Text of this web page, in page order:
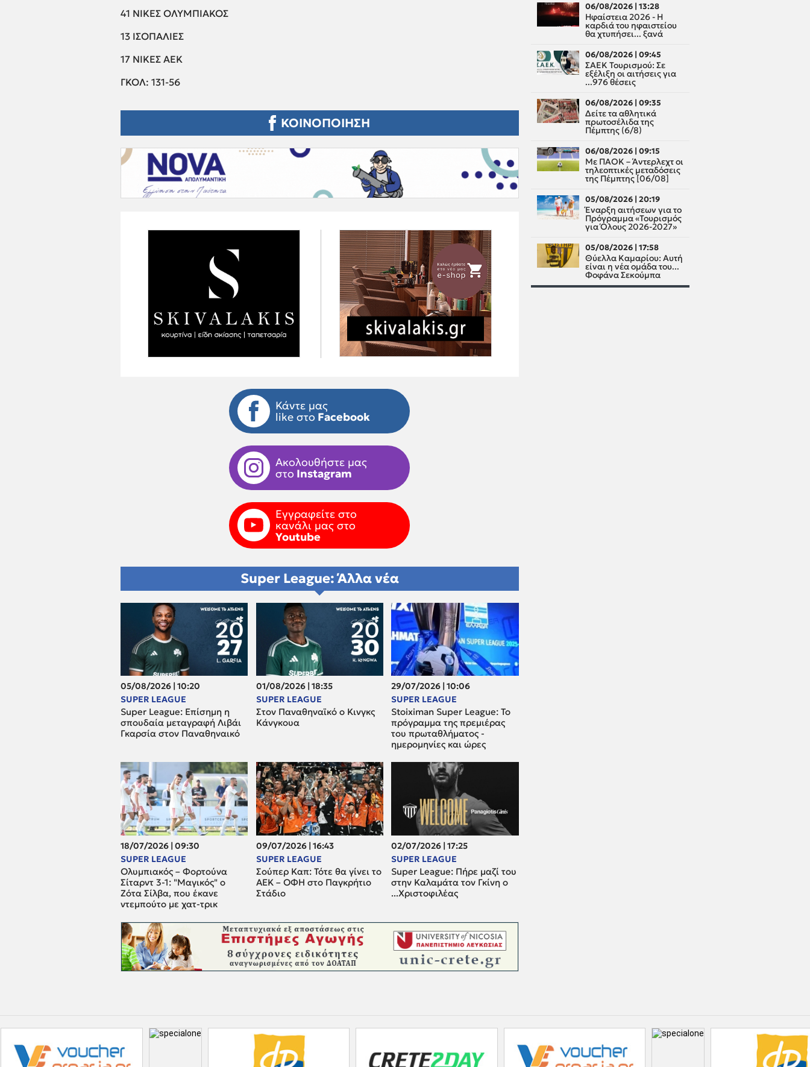
41 ΝΙΚΕΣ ΟΛΥΜΠΙΑΚΟΣ
13 ΙΣΟΠΑΛΙΕΣ
17 ΝΙΚΕΣ ΑΕΚ
ΓΚΟΛ: 131-56
ΚΟΙΝΟΠΟΙΗΣΗ
Κάντε μας
like στο Facebook
Ακολουθήστε μας
στο Instagram
Εγγραφείτε στο
κανάλι μας στο
Youtube
Super League: Άλλα νέα
05/08/2026 | 10:20
SUPER LEAGUE
Super League: Επίσημη η
σπουδαία μεταγραφή Λιβάι
Γκαρσία στον Παναθηναικό
01/08/2026 | 18:35
SUPER LEAGUE
Στον Παναθηναϊκό ο Κινγκς
Κάνγκουα
29/07/2026 | 10:06
SUPER LEAGUE
Stoiximan Super League: Το
πρόγραμμα της πρεμιέρας
του πρωταθλήματος -
ημερομηνίες και ώρες
18/07/2026 | 09:30
SUPER LEAGUE
Ολυμπιακός – Φορτούνα
Σίταρντ 3-1: "Μαγικός" ο
Ζότα Σίλβα, που έκανε
ντεμπούτο με χατ-τρικ
09/07/2026 | 16:43
SUPER LEAGUE
Σούπερ Καπ: Τότε θα γίνει το
ΑΕΚ – ΟΦΗ στο Παγκρήτιο
Στάδιο
02/07/2026 | 17:25
SUPER LEAGUE
Super League: Πήρε μαζί του
στην Καλαμάτα τον Γκίνη ο
...Χριστοφιλέας
06/08/2026 | 13:28
Ηφαίστεια 2026 - Η
καρδιά του ηφαιστείου
θα χτυπήσει... ξανά
06/08/2026 | 09:45
ΣΑΕΚ Τουρισμού: Σε
εξέλιξη οι αιτήσεις για
...976 θέσεις
06/08/2026 | 09:35
Δείτε τα αθλητικά
πρωτοσέλιδα της
Πέμπτης (6/8)
06/08/2026 | 09:15
Με ΠΑΟΚ – Άντερλεχτ οι
τηλεοπτικές μεταδόσεις
της Πέμπτης [06/08]
05/08/2026 | 20:19
Έναρξη αιτήσεων για το
Πρόγραμμα «Τουρισμός
για Όλους 2026-2027»
05/08/2026 | 17:58
Θύελλα Καμαρίου: Αυτή
είναι η νέα ομάδα του...
Φοφάνα Σεκούμπα